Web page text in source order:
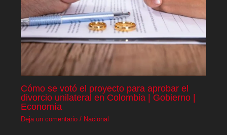
Cómo se votó el proyecto para aprobar el
divorcio unilateral en Colombia | Gobierno |
Economía
Deja un comentario / Nacional